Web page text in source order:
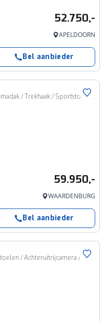
52.750,-
APELDOORN
Bel aanbieder
xDrive25e M Sport Automaat / Panoramadak / Trekhaak / Sportstoelen / Parking Assistant Professional / M Adaptief onderstel / Head-Up / Comfort Access
59.950,-
WAARDENBURG
Bel aanbieder
xDrive25e M Sport Automaat / Sportstoelen / Achteruitrijcamera / Stoelverwarming / Getint glas